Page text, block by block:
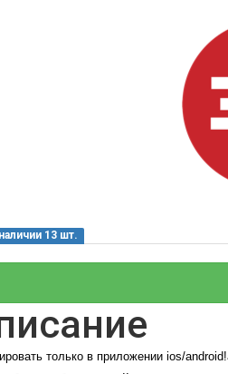
13 шт.
только в приложении ios/android!